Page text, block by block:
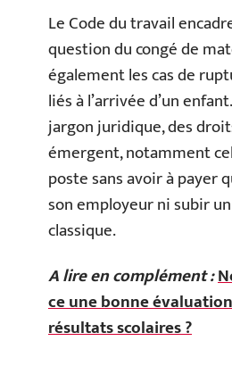
Le Code du travail
question du congé de
également les cas de
liés à l’arrivée d’un
jargon juridique, des
émergent, notamment
poste sans avoir à payer
son employeur ni subir
classique.
A lire en complément :
ce une bonne
résultats scolaires ?